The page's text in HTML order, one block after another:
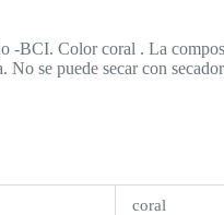
-BCI. Color coral . La
No se puede secar con
coral